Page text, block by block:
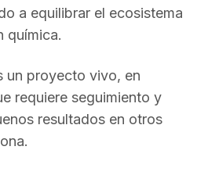
a equilibrar el ecosistema
química.
un proyecto vivo, en
requiere seguimiento y
resultados en otros